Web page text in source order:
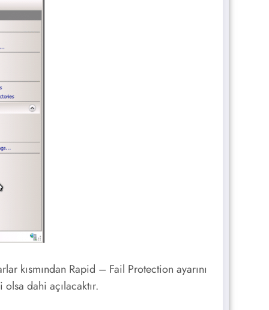
kısmından Rapid – Fail Protection ayarını
dahi açılacaktır.